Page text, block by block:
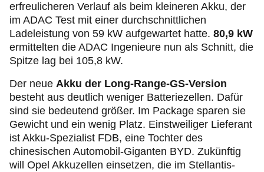
erfreulicheren Verlauf als beim kleineren Akku, der
im ADAC Test mit einer durchschnittlichen
Ladeleistung von 59 kW aufgewartet hatte. 80,9 kW
ermittelten die ADAC Ingenieure nun als Schnitt, die
Spitze lag bei 105,8 kW.
Der neue Akku der Long-Range-GS-Version
besteht aus deutlich weniger Batteriezellen. Dafür
sind sie bedeutend größer. Im Package sparen sie
Gewicht und ein wenig Platz. Einstweiliger Lieferant
ist Akku-Spezialist FDB, eine Tochter des
chinesischen Automobil-Giganten BYD. Zukünftig
will Opel Akkuzellen einsetzen, die im Stellantis-